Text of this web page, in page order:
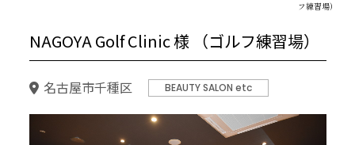
フ練習場）
NAGOYA Golf Clinic 様 （ゴルフ練習場）
名古屋市千種区 BEAUTY SALON etc